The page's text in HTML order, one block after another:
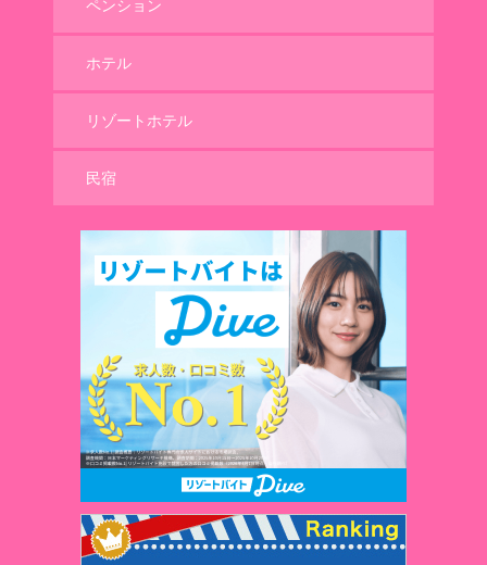
ペンション
ホテル
リゾートホテル
民宿